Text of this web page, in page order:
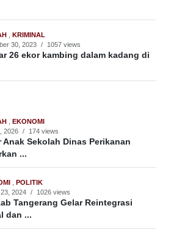
, KRIMINAL
30, 2023 / 1057 views
26 ekor kambing dalam kadang di
, EKONOMI
2026 / 174 views
Anak Sekolah Dinas Perikanan
...
, POLITIK
2024 / 1026 views
Tangerang Gelar Reintegrasi
dan ...